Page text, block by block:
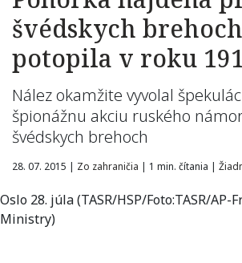
švédskych
potopila v roku
Nález okamžite vyvolal
špionážnu akciu ruského
švédskych brehoch
28. 07. 2015 | Zo zahraničia | 1 min. čítania |
Oslo 28. júla (TASR/HSP/Foto:TASR/AP-
Ministry)